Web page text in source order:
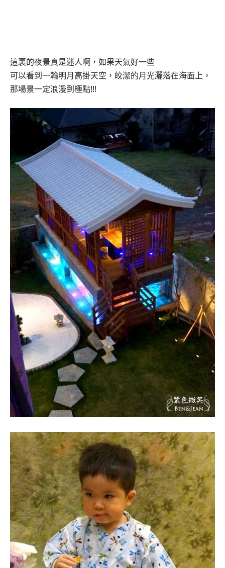
這裏的夜景真是迷人啊，如果天氣好一些
可以看到一輪明月高掛天空，皎潔的月光灑落在海面上，
那場景一定浪漫到極點!!!